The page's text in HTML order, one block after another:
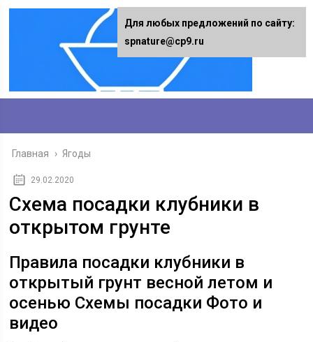
Главная › Ягоды
29.02.2020
Схема посадки клубники в
открытом грунте
Правила посадки клубники в
открытый грунт весной летом и
осенью Схемы посадки Фото и
видео
Для любых предложений по сайту:
spnature@cp9.ru